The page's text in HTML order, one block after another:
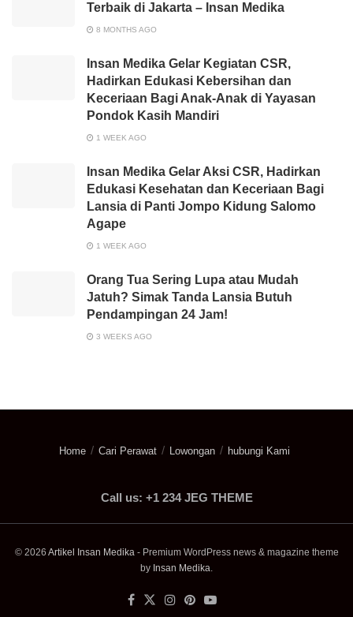
Terbaik di Jakarta – Insan Medika
8 MONTHS AGO
Insan Medika Gelar Kegiatan CSR,
Hadirkan Edukasi Kebersihan dan
Keceriaan Bagi Anak-Anak di Yayasan
Pondok Kasih Mandiri
1 WEEK AGO
Insan Medika Gelar Aksi CSR, Hadirkan
Edukasi Kesehatan dan Keceriaan Bagi
Lansia di Panti Jompo Kidung Salomo
Agape
1 WEEK AGO
Orang Tua Sering Lupa atau Mudah
Jatuh? Simak Tanda Lansia Butuh
Pendampingan 24 Jam!
3 WEEKS AGO
Home Cari Perawat Lowongan hubungi Kami
Call us: +1 234 JEG THEME
© 2026 Artikel Insan Medika- Premium WordPress news & magazine theme
by Insan Medika.